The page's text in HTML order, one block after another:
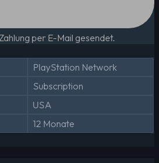
per E-Mail gesendet.
PlayStation Network
Subscription
USA
12 Monate